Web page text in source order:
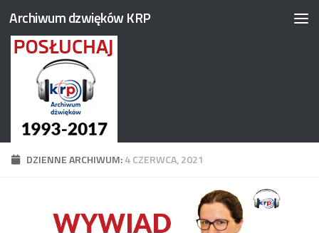
Przejdź do treści
Archiwum dzwięków KRP
DZIENNE ARCHIWUM:4 CZERWCA, 2021